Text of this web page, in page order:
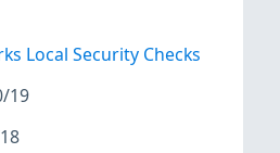
Local Security Checks
19